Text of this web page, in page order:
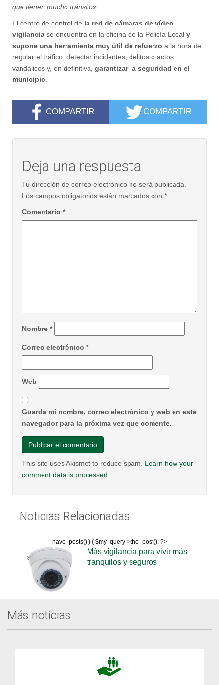
que tienen mucho tránsito»
El centro de control de la red de cámaras de vídeo
vigilancia se encuentra en la oficina de la Policía Local y
supone una herramienta muy útil de refuerzo a la hora de
regular el tráfico, detectar incidentes, delitos o actos
vandálicos y, en definitiva, garantizar la seguridad en el
municipio
COMPARTIR COMPARTIR
Deja una respuesta
Tu dirección de correo electrónico no será publicada.
Los campos obligatorios están marcados con *
Comentario *
Nombre *
Correo electrónico *
Web
Guarda mi nombre, correo electrónico y web en este
navegador para la próxima vez que comente.
This site uses Akismet to reduce spam. Learn how your
comment data is processed
Noticias Relacionadas
have_posts() ) { $my_query->the_post(); ?>
Más vigilancia para vivir más
tranquilos y seguros
Más noticias